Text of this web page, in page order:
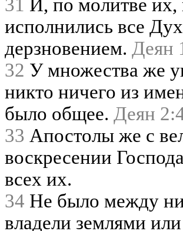
31 И, по молитве их,
исполнились все
дерзновением. Деян
32 У множества же
никто ничего из
было общее. Деян
33 Апостолы же с
воскресении
всех их.
34 Не было между
владели землями